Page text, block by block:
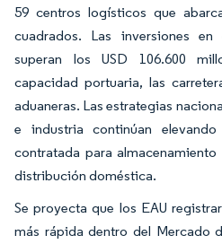
59 centros logísticos que
cuadrados. Las inversiones
superan los USD 106.600
capacidad portuaria, las
aduaneras. Las estrategias
e industria continúan
contratada para
distribución doméstica.
Se proyecta que los EAU
más rápida dentro del Mercado